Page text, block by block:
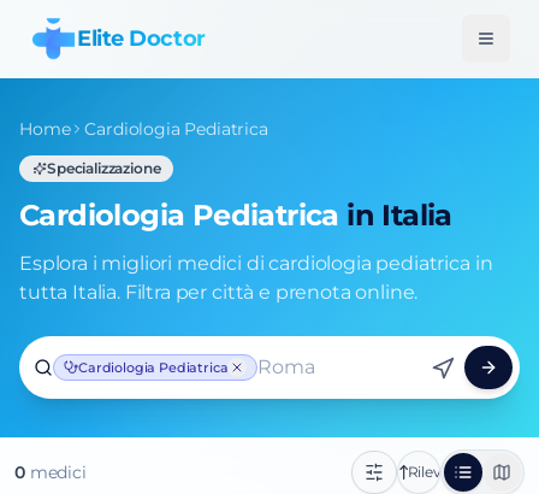
Elite Doctor
Home Cardiologia Pediatrica
Specializzazione
Cardiologia Pediatrica in Italia
Esplora i migliori medici di cardiologia pediatrica in
tutta Italia. Filtra per città e prenota online.
Cardiologia Pediatrica Roma
0medici Rilevanza